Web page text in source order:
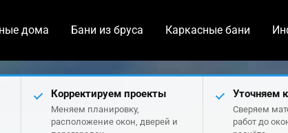
дома Бани из бруса Каркасные бани
Корректируем проекты
Меняем планировку,
расположение окон, дверей и
Уточняем
Сверяем
работ до